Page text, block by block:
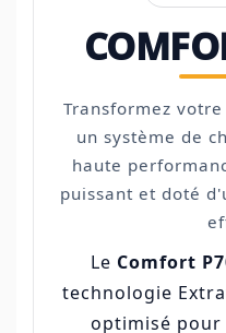
Transformez
un système de
haute
puissant et doté
Le Comfort
technologie
optimisé pour